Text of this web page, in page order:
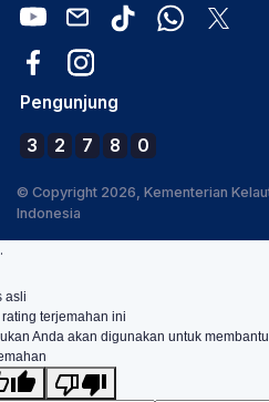
Pengunjung
3 2 7 8 0
© Copyright 2026, Kementerian
Indonesia
.
asli
terjemahan ini
Anda akan digunakan untuk